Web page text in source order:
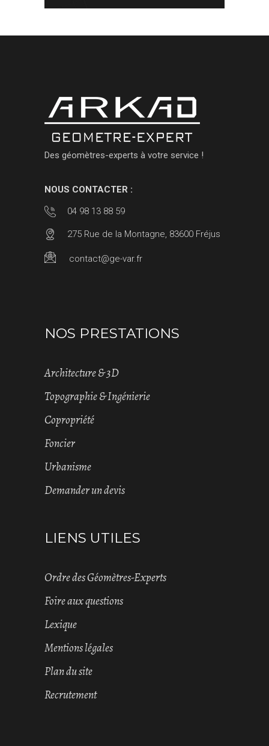
Des géomètres-experts à votre service !
NOUS CONTACTER :
04 98 13 88 59
275 Rue de la Montagne, 83600 Fréjus
contact@ge-var.fr
NOS PRESTATIONS
Architecture & 3D
Topographie & Ingénierie
Copropriété
Foncier
Urbanisme
Demander un devis
LIENS UTILES
Ordre des Géomètres-Experts
Foire aux questions
Lexique
Mentions légales
Plan du site
Recrutement